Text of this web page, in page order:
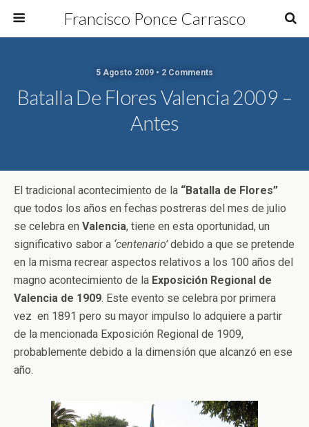
Francisco Ponce Carrasco
5 Agosto 2009 • 2 Comments
Batalla De Flores Valencia 2009 –
Antes
El tradicional acontecimiento de la “Batalla de Flores”
que todos los años en fechas postreras del mes de julio
se celebra en Valencia, tiene en esta oportunidad, un
significativo sabor a ‘centenario’debido a que se pretende
en la misma recrear aspectos relativos a los 100 años del
magno acontecimiento de la Exposición Regional de
Valencia de 1909. Este evento se celebra por primera
vez en 1891 pero su mayor impulso lo adquiere a partir
de la mencionada Exposición Regional de 1909,
probablemente debido a la dimensión que alcanzó en ese
año.